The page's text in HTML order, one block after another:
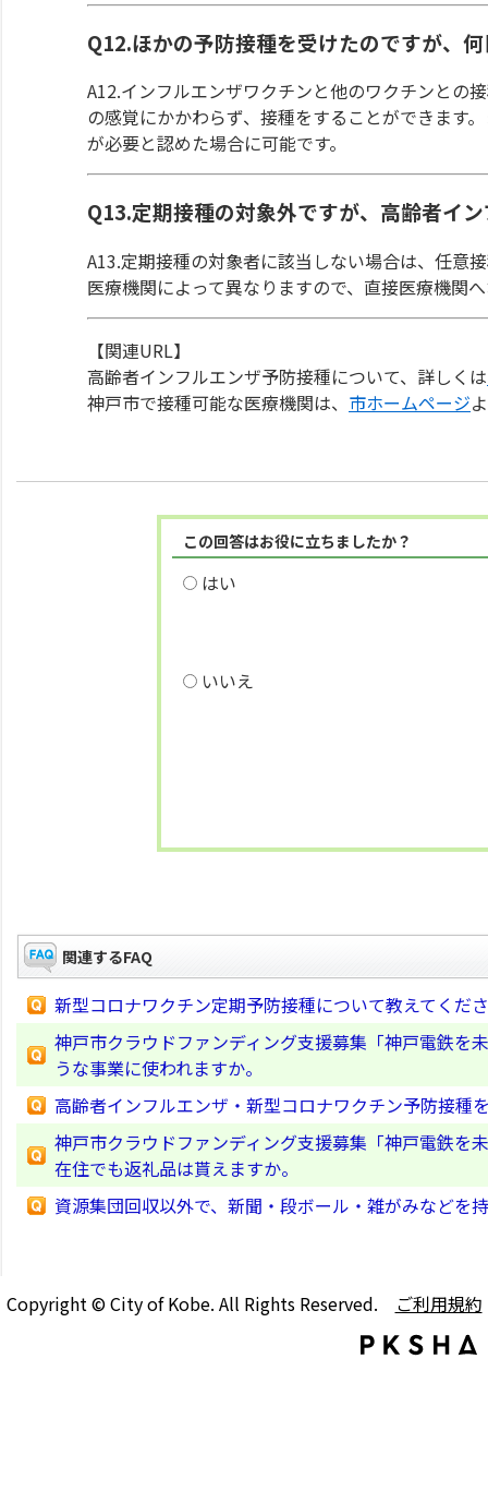
Q12.ほかの予防接種を受けたのですが、
A12.インフルエンザワクチンと他のワクチンとの
の感覚にかかわらず、接種をすることができます
が必要と認めた場合に可能です。
Q13.定期接種の対象外ですが、高齢者イ
A13.定期接種の対象者に該当しない場合は、任意
医療機関によって異なりますので、直接医療機関
【関連URL】
高齢者インフルエンザ予防接種について、詳しくは
神戸市で接種可能な医療機関は、 市ホームページ
この回答はお役に立ちましたか？
はい
いいえ
関連するFAQ
新型コロナワクチン定期予防接種について教えてくだ
神戸市クラウドファンディング支援募集「神戸電鉄を
うな事業に使われますか。
高齢者インフルエンザ・新型コロナワクチン予防接種
神戸市クラウドファンディング支援募集「神戸電鉄を
在住でも返礼品は貰えますか。
資源集団回収以外で、新聞・段ボール・雑がみなどを
Copyright © City of Kobe. All Rights Reserved. ご利用規約